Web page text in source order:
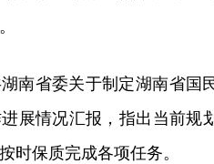
南省委关于制定湖南省国
展情况汇报，指出当前规
时保质完成各项任务。